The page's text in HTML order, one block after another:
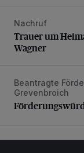
Trauer um
Nachruf
Trauer um
Wagner
Beantragte
Grevenbroich